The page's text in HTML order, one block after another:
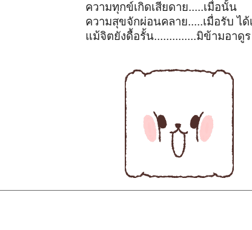
ความทุกข์เกิดเสียดาย.....เมื่อนั้น
ความสุขจักผ่อนคลาย.....เมื่อรับ ได้
แม้จิตยังดื้อรั้น..............มิข้ามอาดูร